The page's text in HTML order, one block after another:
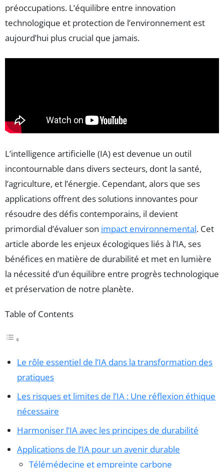
préoccupations. L’équilibre entre innovation
technologique et protection de l’environnement est
aujourd’hui plus crucial que jamais.
L’intelligence artificielle (IA) est devenue un outil
incontournable dans divers secteurs, dont la santé,
l’agriculture, et l’énergie. Cependant, alors que ses
applications offrent des solutions innovantes pour
résoudre des défis contemporains, il devient
primordial d’évaluer son impact environnemental. Cet
article aborde les enjeux écologiques liés à l’IA, ses
bénéfices en matière de durabilité et met en lumière
la nécessité d’un équilibre entre progrès technologique
et préservation de notre planète.
Table of Contents
Le rôle essentiel de l’IA dans la transformation des
pratiques
Les risques et limites de l’IA : Une réflexion éthique
nécessaire
Harmoniser l’IA avec les principes de durabilité
Applications de l’IA pour un avenir durable
Télémédecine et empreinte carbone